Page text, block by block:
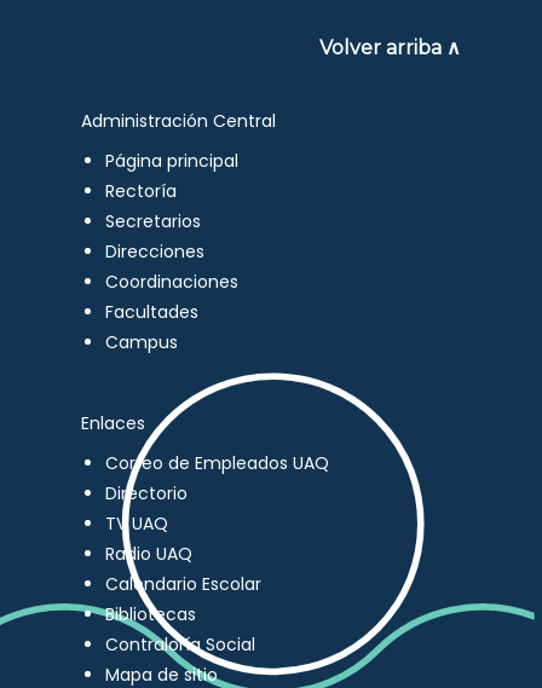
Volver arriba ∧
Administración Central
Página principal
Rectoría
Secretarios
Direcciones
Coordinaciones
Facultades
Campus
Enlaces
Correo de Empleados UAQ
Directorio
TV UAQ
Radio UAQ
Calendario Escolar
Bibliotecas
Contraloría Social
Mapa de sitio